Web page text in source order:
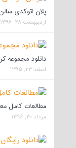
پلان اتوکدی
اردیبهشت ۲۸, ۱۳۹۶
دانلود مجموعه
اسفند ۲۳, ۱۳۹۵
مطالعات کامل
مرداد ۳۰, ۱۳۹۶